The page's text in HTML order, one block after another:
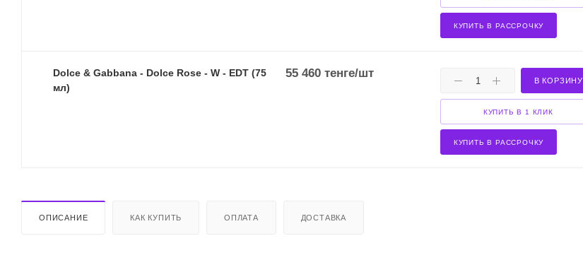
КУПИТЬ В РАССРОЧКУ
Dolce & Gabbana - Dolce Rose - W - EDT (75
мл)
55 460тенге/шт
В КОРЗИНУ
КУПИТЬ В 1 КЛИК
КУПИТЬ В РАССРОЧКУ
ОПИСАНИЕ КАК КУПИТЬ ОПЛАТА ДОСТАВКА